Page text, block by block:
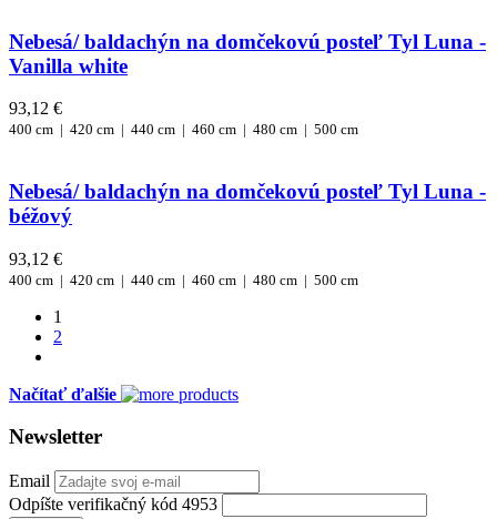
Nebesá/ baldachýn na domčekovú posteľ Tyl Luna -
Vanilla white
93,12 €
400 cm | 420 cm | 440 cm | 460 cm | 480 cm | 500 cm
Nebesá/ baldachýn na domčekovú posteľ Tyl Luna -
béžový
93,12 €
400 cm | 420 cm | 440 cm | 460 cm | 480 cm | 500 cm
1
2
Načítať ďalšie
Newsletter
Email
Odpíšte verifikačný kód 4953